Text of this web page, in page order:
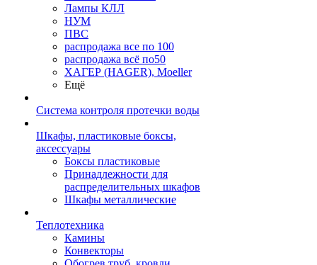
Лампы КЛЛ
НУМ
ПВС
распродажа все по 100
распродажа всё по50
ХАГЕР (HAGER), Moeller
Ещё
Система контроля протечки воды
Шкафы, пластиковые боксы,
аксессуары
Боксы пластиковые
Принадлежности для
распределительных шкафов
Шкафы металлические
Теплотехника
Камины
Конвекторы